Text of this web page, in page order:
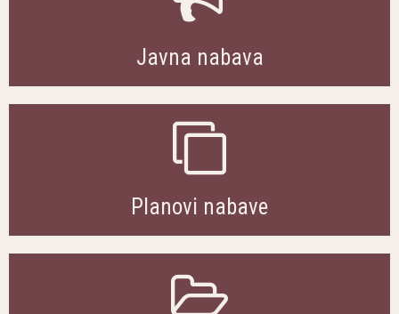
Javna nabava
Planovi nabave